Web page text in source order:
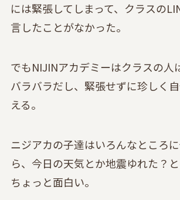
には緊張してしまって、クラスの
言したことがなかった。
でもNIJINアカデミーはクラスの人
バラバラだし、緊張せずに珍しく
える。
ニジアカの子達はいろんなところ
ら、今日の天気とか地震ゆれた？
ちょっと面白い。